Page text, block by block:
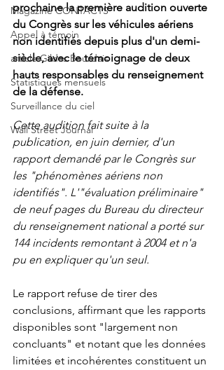
Magazine CONTACTS
Appel à témoin
article Gildas Bourdais
Statistiques mensuels
Surveillance du ciel
Wall Street Journal
prochaine la première audition ouverte
du Congrès sur les véhicules aériens
non identifiés depuis plus d'un demi-
siècle, avec le témoignage de deux
hauts responsables du renseignement
de la défense.
Cette audition fait suite à la
publication, en juin dernier, d'un
rapport demandé par le Congrès sur
les "phénomènes aériens non
identifiés". L'"évaluation préliminaire"
de neuf pages du Bureau du directeur
du renseignement national a porté sur
144 incidents remontant à 2004 et n'a
pu en expliquer qu'un seul.
Le rapport refuse de tirer des
conclusions, affirmant que les rapports
disponibles sont "largement non
concluants" et notant que les données
limitées et incohérentes constituent un